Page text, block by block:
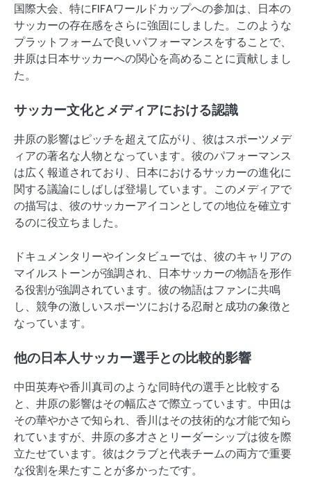
国際大会、特にFIFAワールドカップへの参加は、日本の
サッカーの存在感をさらに強固にしました。このような
プラットフォームで良いパフォーマンスをすることで、
井原は日本サッカーへの関心を高めることに貢献しまし
た。
サッカー文化とメディアにおける認識
井原の影響はピッチを超えて広がり、彼はスポーツメデ
ィアの著名な人物となっています。彼のパフォーマンス
は広く報道されており、日本におけるサッカーの進化に
関する議論にしばしば登場しています。このメディアで
の描写は、彼のサッカーアイコンとしての地位を確立す
るのに役立ちました。
ドキュメンタリーやインタビューでは、彼のキャリアの
マイルストーンが強調され、日本サッカーの物語を形作
る役割が強調されています。彼の物語はファンに共鳴
し、競争の激しいスポーツにおける忍耐と成功の象徴と
なっています。
他の日本人サッカー選手との比較的影響
中田英寿や香川真司のような同時代の選手と比較する
と、井原の影響はその幅広さで際立っています。中田は
その華やかさで知られ、香川はその技術的な才能で知ら
れていますが、井原の多才さとリーダーシップは彼を際
立たせています。彼はクラブと代表チームの両方で重要
な役割を果たすことが多かったです。